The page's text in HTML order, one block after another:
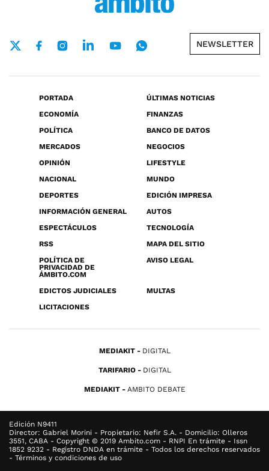
NEWSLETTER
PORTADA
ÚLTIMAS NOTICIAS
ECONOMÍA
FINANZAS
POLÍTICA
BANCO DE DATOS
MERCADOS
NEGOCIOS
OPINIÓN
LIFESTYLE
NACIONAL
MUNDO
DEPORTES
EDICIÓN IMPRESA
INFORMACIÓN GENERAL
AUTOS
ESPECTÁCULOS
TECNOLOGÍA
RSS
MAPA DEL SITIO
POLÍTICA DE
PRIVACIDAD DE
ÁMBITO.COM
AVISO LEGAL
EDICTOS JUDICIALES
MULTAS
LICITACIONES
MEDIAKIT DIGITAL
TARIFARIO DIGITAL
MEDIAKIT AMBITO DEBATE
Edición N9411
Director: Gabriel Morini - Propietario: Nefir S.A. - Domicilio: Olleros
3551, CABA - Copyright © 2019 Ambito.com - RNPI En trámite - Issn
1852 9232 - Registro DNDA en trámite - Todos los derechos reservados
- Términos y condiciones de uso